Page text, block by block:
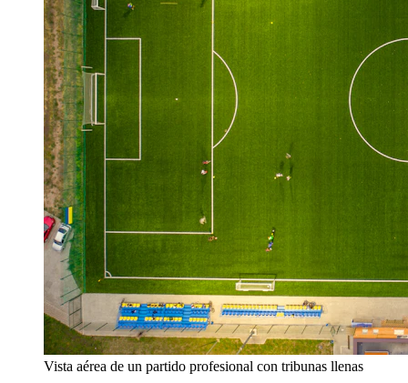
Vista aérea de un partido profesional con tribunas llenas